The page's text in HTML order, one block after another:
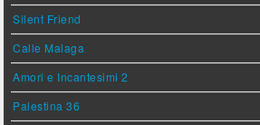
Silent Friend
Calle Malaga
Amori e Incantesimi 2
Palestina 36